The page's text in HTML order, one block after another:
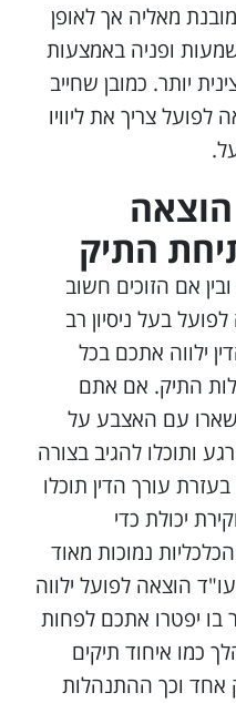
מאליה אך לאופן
ופניה באמצעות
יותר. כמובן שחייב
צריך את ליוויו
התיק
אם הזוכים חשוב
בעל ניסיון רב
ילווה אתכם בכל
התיק. אם אתם
עם האצבע על
ותוכלו להגיב בצורה
עורך הדין תוכלו
יכולת כדי
נמוכות מאוד
הוצאה לפועל ילווה
יפטרו אתכם לפחות
כמו איחוד תיקים
אחד וכך ההתנהלות